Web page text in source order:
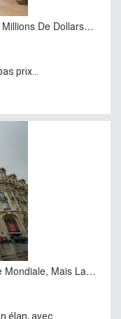
De Dollars…
prix...
Mondiale, Mais La…
élan, avec...